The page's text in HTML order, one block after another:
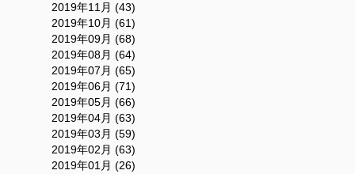
2019年11月 (43)
2019年10月 (61)
2019年09月 (68)
2019年08月 (64)
2019年07月 (65)
2019年06月 (71)
2019年05月 (66)
2019年04月 (63)
2019年03月 (59)
2019年02月 (63)
2019年01月 (26)